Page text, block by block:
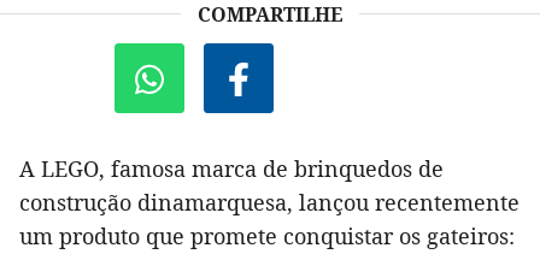
COMPARTILHE
A LEGO, famosa marca de brinquedos de
construção dinamarquesa, lançou recentemente
um produto que promete conquistar os gateiros: